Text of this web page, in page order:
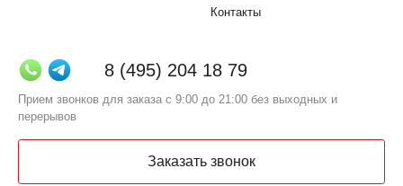
8 (495) 204 18 79
Прием звонков для заказа с 9:00 до 21:00 без выходных и
перерывов
Заказать звонок
Контакты